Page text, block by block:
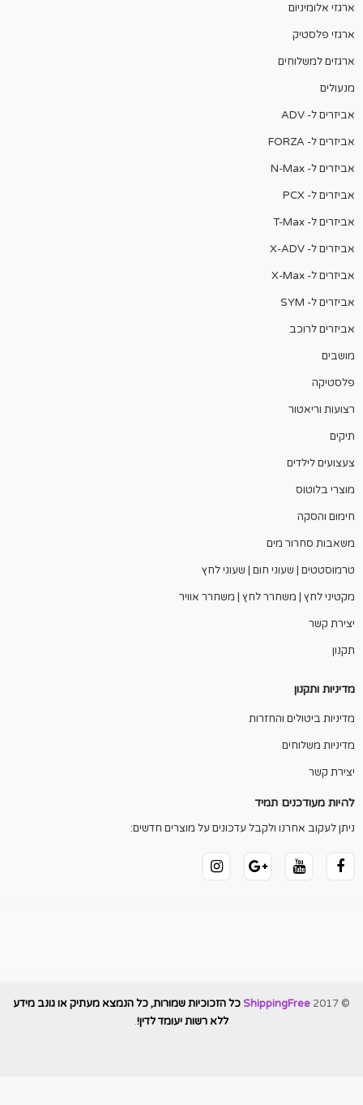
ארגזי אלומיניום
ארגזי פלסטיק
ארגזים למשלוחים
מנעולים
אביזרים ל- ADV
אביזרים ל- FORZA
אביזרים ל- N-Max
אביזרים ל- PCX
אביזרים ל- T-Max
אביזרים ל- X-ADV
אביזרים ל- X-Max
אביזרים ל- SYM
אביזרים לרוכב
מושבים
פלסטיקה
רצועות וריאטור
תיקים
צעצועים לילדים
מוצרי בלוטוס
חימום והסקה
משאבות סחרור מים
טרמוסטטים | שעוני חום | שעוני לחץ
מקטיני לחץ | משחרר לחץ | משחרר אוויר
יצירת קשר
תקנון
מדיניות ותקנון
מדיניות ביטולים והחזרות
מדיניות משלוחים
יצירת קשר
להיות מעודכנים תמיד
ניתן לעקוב אחרנו ולקבל עדכונים על מוצרים חדשים:
© 2017
ShippingFreeכל הזכוכיות שמורות, כל הנמצא מעתיק או גונב מידע
ללא רשות יעומד לדין!.